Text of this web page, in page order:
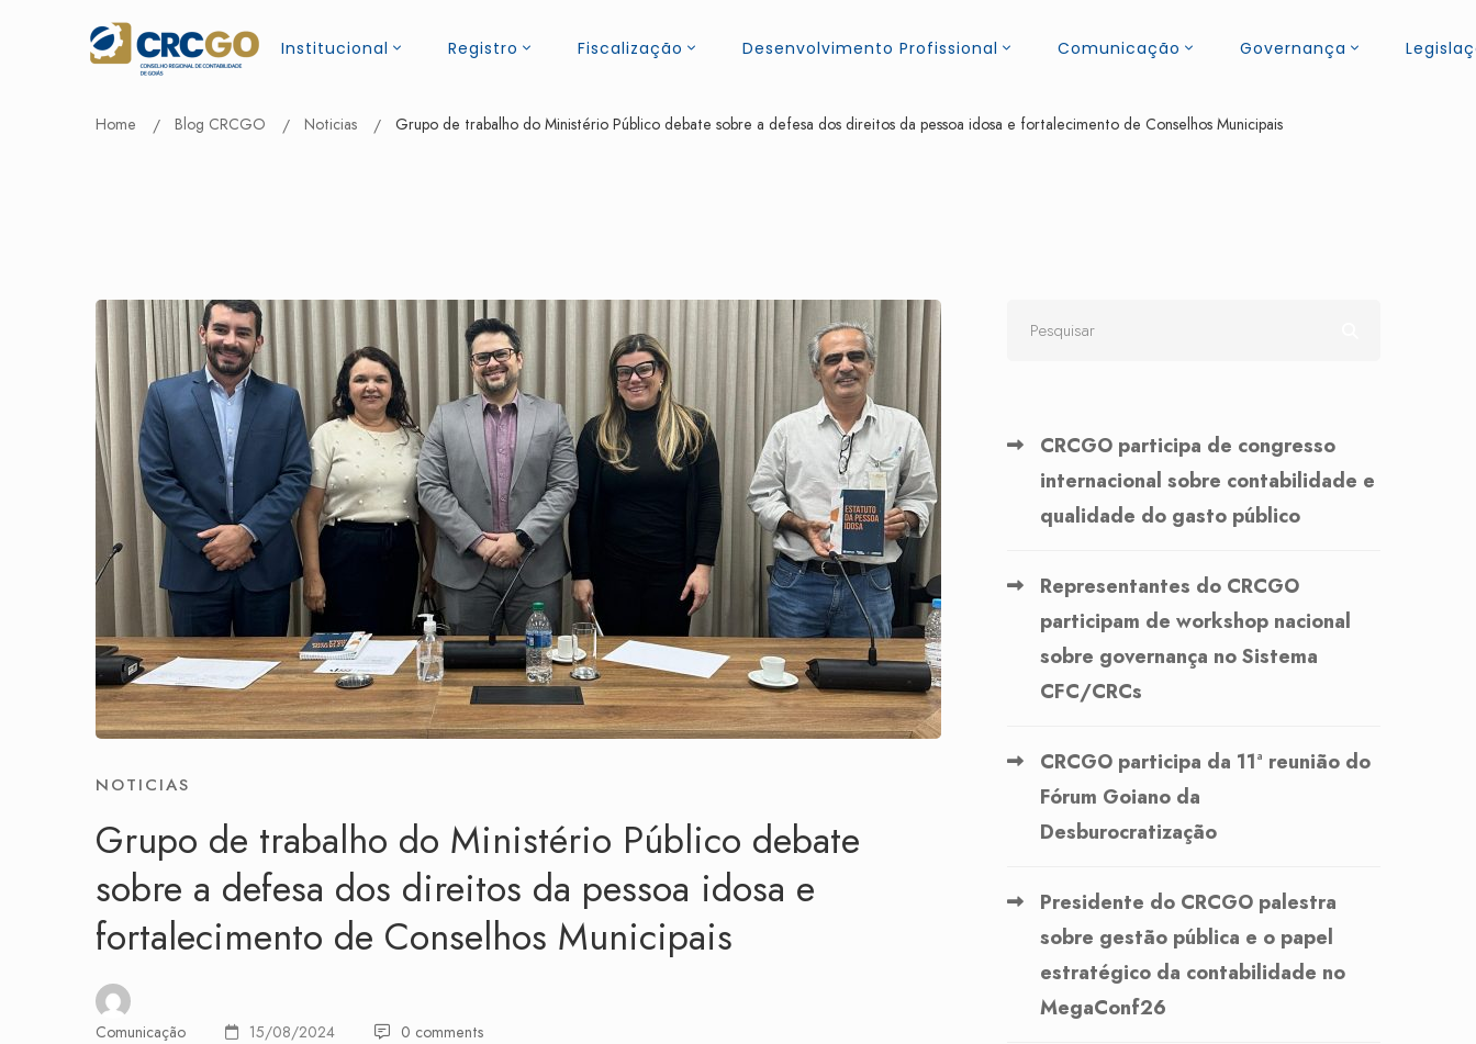
Institucional Registro Fiscalização Desenvolvimento Profissional Comunicação Governança
Home Blog CRCGO Noticias Grupo de trabalho do Ministério Público debate sobre a defesa dos direitos da pessoa idosa e fortalecimento de Conselhos Municipais
NOTICIAS
Grupo de trabalho do Ministério Público debate
sobre a defesa dos direitos da pessoa idosa e
fortalecimento de Conselhos Municipais
Comunicação 15/08/2024 0 comments
CRCGO participa de congresso
internacional sobre contabilidade e
qualidade do gasto público
Representantes do CRCGO
participam de workshop nacional
sobre governança no Sistema
CFC/CRCs
CRCGO participa da 11ª reunião do
Fórum Goiano da
Desburocratização
Presidente do CRCGO palestra
sobre gestão pública e o papel
estratégico da contabilidade no
MegaConf26